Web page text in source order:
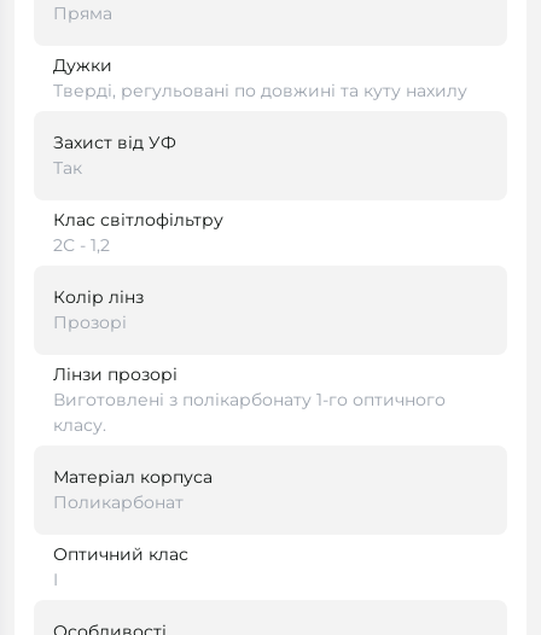
Пряма
Дужки
Тверді, регульовані по довжині та куту нахилу
Захист від УФ
Так
Клас світлофільтру
2С - 1,2
Колір лінз
Прозорі
Лінзи прозорі
Виготовлені з полікарбонату 1-го оптичного
класу.
Матеріал корпуса
Поликарбонат
Оптичний клас
I